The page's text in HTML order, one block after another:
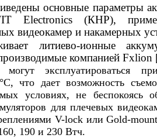
основные параметры
Electronics (КНР),
видеокамер и накамерных
литиево-ионные
компанией Fxlion
эксплуатироваться
что дает возможность
условиях, не беспокоясь
для плечевых
V-lock или Gold-
190 и 230 Втч.